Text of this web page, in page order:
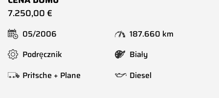
7.250,00 €
05/2006
187.660 km
Podręcznik
Biały
Pritsche + Plane
Diesel